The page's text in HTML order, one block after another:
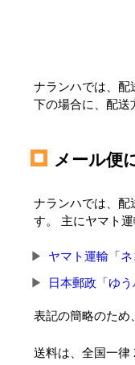
ナランハでは、配
下の場合に、配送
メール便
ナランハでは、配
す。 主にヤマト
ヤマト運輸「
日本郵政「ゆ
表記の簡略のため
送料は、全国一律